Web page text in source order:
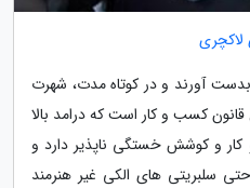
آورند و در کوتاه مدت، شهرت
کسب و کار است که درامد بالا
کار و کوشش خستگی ناپذیر دارد و
سلبریتی های الکی غیر هنرمند